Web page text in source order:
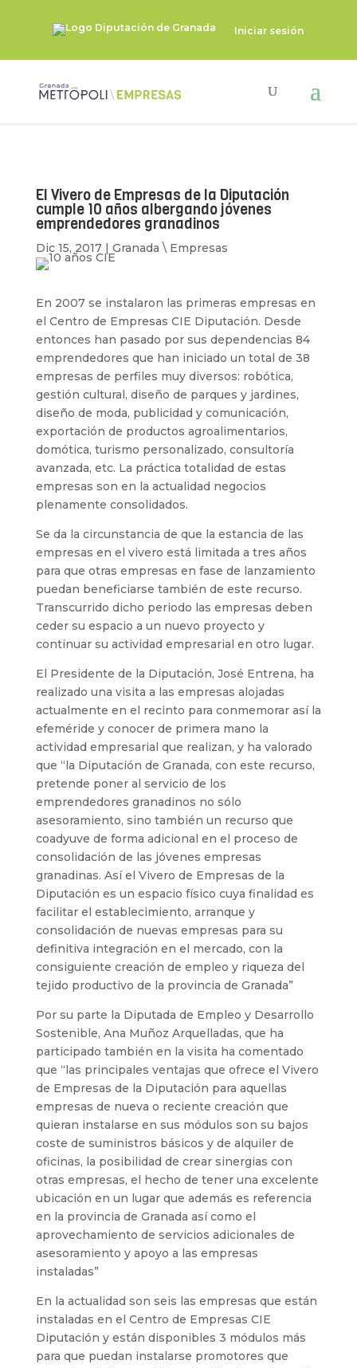
Iniciar sesión
El Vivero de Empresas de la Diputación
cumple 10 años albergando jóvenes
emprendedores granadinos
Dic 15, 2017| Granada \ Empresas
En 2007 se instalaron las primeras empresas en
el Centro de Empresas CIE Diputación. Desde
entonces han pasado por sus dependencias 84
emprendedores que han iniciado un total de 38
empresas de perfiles muy diversos: robótica,
gestión cultural, diseño de parques y jardines,
diseño de moda, publicidad y comunicación,
exportación de productos agroalimentarios,
domótica, turismo personalizado, consultoría
avanzada, etc. La práctica totalidad de estas
empresas son en la actualidad negocios
plenamente consolidados.
Se da la circunstancia de que la estancia de las
empresas en el vivero está limitada a tres años
para que otras empresas en fase de lanzamiento
puedan beneficiarse también de este recurso.
Transcurrido dicho periodo las empresas deben
ceder su espacio a un nuevo proyecto y
continuar su actividad empresarial en otro lugar.
El Presidente de la Diputación, José Entrena, ha
realizado una visita a las empresas alojadas
actualmente en el recinto para conmemorar así la
efeméride y conocer de primera mano la
actividad empresarial que realizan, y ha valorado
que “la Diputación de Granada, con este recurso,
pretende poner al servicio de los
emprendedores granadinos no sólo
asesoramiento, sino también un recurso que
coadyuve de forma adicional en el proceso de
consolidación de las jóvenes empresas
granadinas. Así el Vivero de Empresas de la
Diputación es un espacio físico cuya finalidad es
facilitar el establecimiento, arranque y
consolidación de nuevas empresas para su
definitiva integración en el mercado, con la
consiguiente creación de empleo y riqueza del
tejido productivo de la provincia de Granada”
Por su parte la Diputada de Empleo y Desarrollo
Sostenible, Ana Muñoz Arquelladas, que ha
participado también en la visita ha comentado
que “las principales ventajas que ofrece el Vivero
de Empresas de la Diputación para aquellas
empresas de nueva o reciente creación que
quieran instalarse en sus módulos son su bajos
coste de suministros básicos y de alquiler de
oficinas, la posibilidad de crear sinergias con
otras empresas, el hecho de tener una excelente
ubicación en un lugar que además es referencia
en la provincia de Granada así como el
aprovechamiento de servicios adicionales de
asesoramiento y apoyo a las empresas
instaladas”
En la actualidad son seis las empresas que están
instaladas en el Centro de Empresas CIE
Diputación y están disponibles 3 módulos más
para que puedan instalarse promotores que